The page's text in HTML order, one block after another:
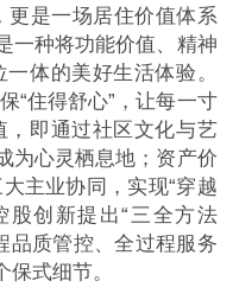
更是一场居住价值体系
一种将功能价值、精神
体的美好生活体验。
“住得舒心”，让每一寸
，即通过社区文化与艺
为心灵栖息地；资产价
主业协同，实现“穿越
股创新提出“三全方法
质管控、全过程服务
式细节。